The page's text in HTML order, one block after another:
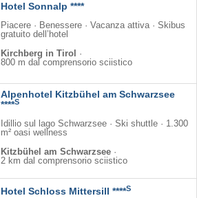
Hotel Sonnalp ****
Piacere · Benessere · Vacanza attiva · Skibus
gratuito dell’hotel
Kirchberg in Tirol
·
800 m dal comprensorio sciistico
Alpenhotel Kitzbühel am Schwarzsee
****S
Idillio sul lago Schwarzsee · Ski shuttle · 1.300
m² oasi wellness
Kitzbühel am Schwarzsee ·
2 km dal comprensorio sciistico
Hotel Schloss Mittersill ****S